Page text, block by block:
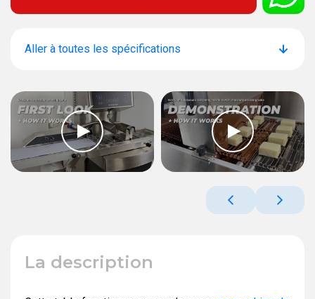
Aller à toutes les spécifications
La description